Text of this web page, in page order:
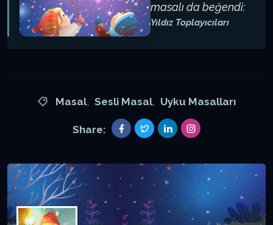
masalı da beğendi:
Yıldız Toplayıcıları
Masal, Sesli Masal, Uyku Masalları
Share: